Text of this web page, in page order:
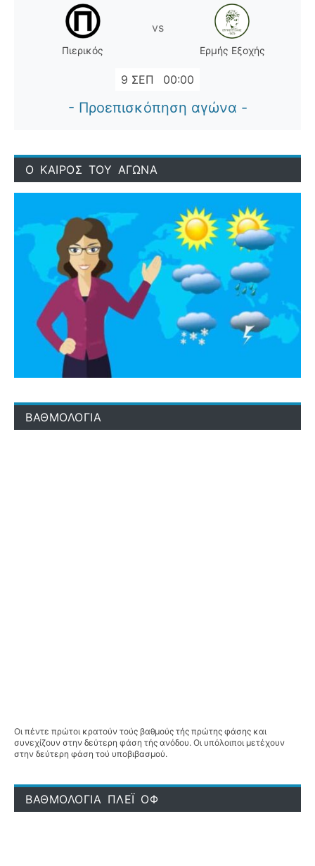
Πιερικός
vs
Ερμής Εξοχής
9 ΣΕΠ 00:00
- Προεπισκόπηση αγώνα -
Ο ΚΑΙΡΟΣ ΤΟΥ ΑΓΩΝΑ
ΒΑΘΜΟΛΟΓΙΑ
Οι πέντε πρώτοι κρατούν τούς βαθμούς τής πρώτης φάσης και
συνεχίζουν στην δεύτερη φάση τής ανόδου. Οι υπόλοιποι μετέχουν
στην δεύτερη φάση τού υποβιβασμού.
ΒΑΘΜΟΛΟΓΙΑ ΠΛΕΪ ΟΦ